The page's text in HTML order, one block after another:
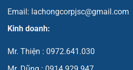
Email: lachongcorpjsc@gmail.com
Kinh doanh:
Mr. Thiện : 0972.641.030